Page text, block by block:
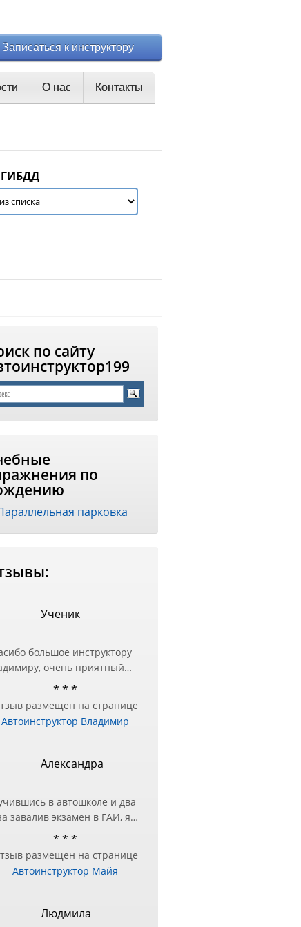
Записаться к инструктору
О нас Контакты
по сайту
по
Ученик
большое инструктору
очень приятный
и настоящий
автошколе, но перед
в ГИБДД
— за практическими
и обратилась к
подход в подаче
и разъяснил все
с которыми до этого
трудно справиться!
благодарна
* * *
размещен на странице
Автоинструктор Владимир
Александра
в автошколе и два
завалив экзамен в ГАИ, я
что нужно другое
посоветовала Майю в
инструктора, чтобы
и упражнения.
после первого занятия, я
* * *
размещен на странице
Автоинструктор Майя
Людмила